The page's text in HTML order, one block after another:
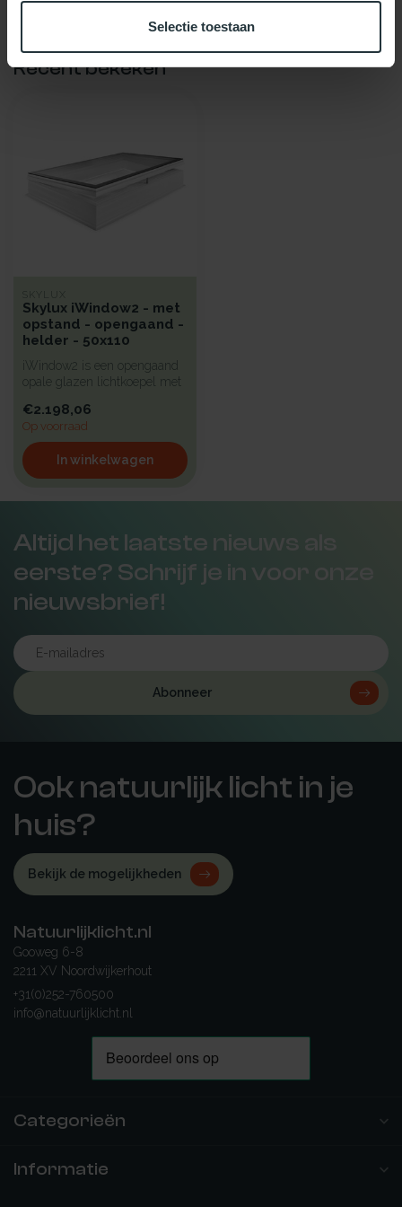
Selectie toestaan
Recent bekeken
SKYLUX
Skylux iWindow2 - met
opstand - opengaand -
helder - 50x110
iWindow2 is een opengaand
opale glazen lichtkoepel met
€2.198,06
Op voorraad
In winkelwagen
Altijd het laatste nieuws als
eerste? Schrijf je in voor onze
nieuwsbrief!
Abonneer
Ook natuurlijk licht in je
huis?
Bekijk de mogelijkheden
Natuurlijklicht.nl
Gooweg 6-8
2211 XV Noordwijkerhout
+31(0)252-760500
info@natuurlijklicht.nl
Categorieën
Informatie